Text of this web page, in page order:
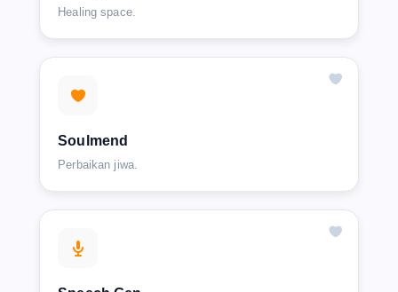
Healing space.
Soulmend
Perbaikan jiwa.